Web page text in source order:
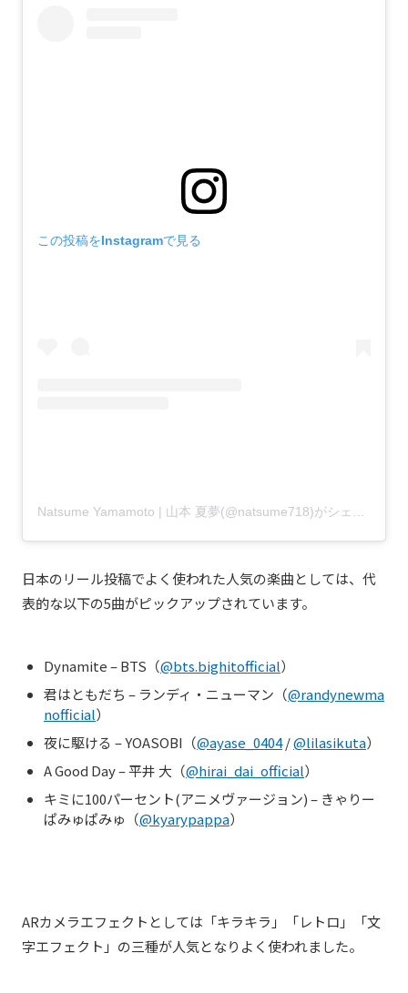
この投稿をInstagramで見る
日本のリール投稿でよく使われた人気の楽曲としては、代
表的な以下の5曲がピックアップされています。
Dynamite – BTS（@bts.bighitofficial）
君はともだち – ランディ・ニューマン（@randynewma
nofficial）
夜に駆ける – YOASOBI（@ayase_0404/@lilasikuta）
A Good Day – 平井 大（@hirai_dai_official）
キミに100パーセント(アニメヴァージョン) – きゃりー
ぱみゅぱみゅ（@kyarypappa）
ARカメラエフェクトとしては「キラキラ」「レトロ」「文
字エフェクト」の三種が人気となりよく使われました。